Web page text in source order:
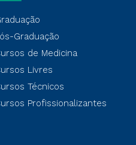
Graduação
de Medicina
Livres
Técnicos
Profissionalizantes